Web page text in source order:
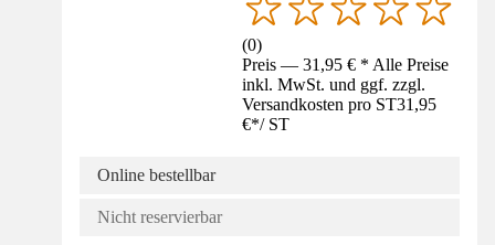
(0)
Preis — 31,95 € * Alle Preise
inkl. MwSt. und ggf. zzgl.
Versandkosten pro ST31,95
€*/ ST
Online bestellbar
Nicht reservierbar